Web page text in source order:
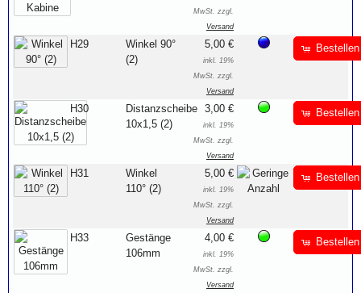
MwSt. zzgl.
Versand
H29
Winkel 90°
(2)
5,00 €
inkl. 19%
MwSt. zzgl.
Versand
Bestellen
H30
Distanzscheibe
10x1,5 (2)
3,00 €
inkl. 19%
MwSt. zzgl.
Versand
Bestellen
H31
Winkel
110° (2)
5,00 €
inkl. 19%
MwSt. zzgl.
Versand
Bestellen
H33
Gestänge
106mm
4,00 €
inkl. 19%
MwSt. zzgl.
Versand
Bestellen